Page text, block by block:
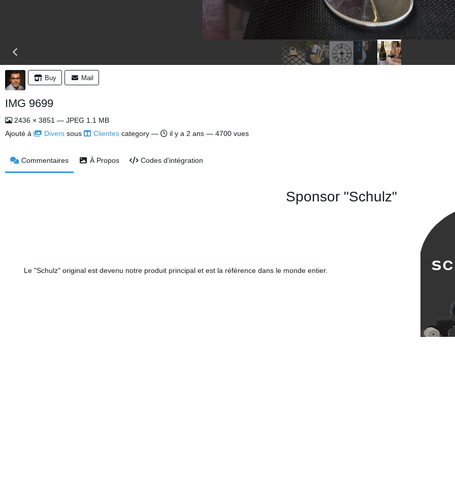
Buy Mail
IMG 9699
2436 × 3851 — JPEG 1.1 MB
Ajouté à
Divers sous Clientes category — il y a 2 ans — 4700 vues
Commentaires À Propos Codes d'intégration
Sponsor "Schulz"
Le "Schulz" original est devenu notre produit principal et est la référence dans le monde entier.